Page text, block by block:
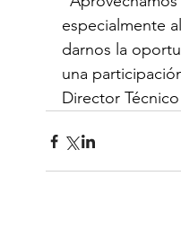
especialmente
darnos la
una
Director